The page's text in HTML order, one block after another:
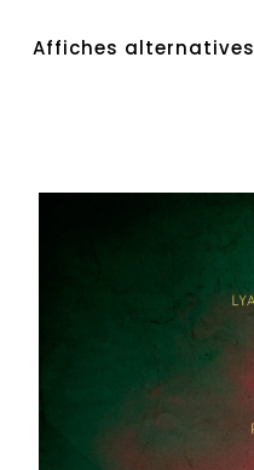
Affiches alternatives